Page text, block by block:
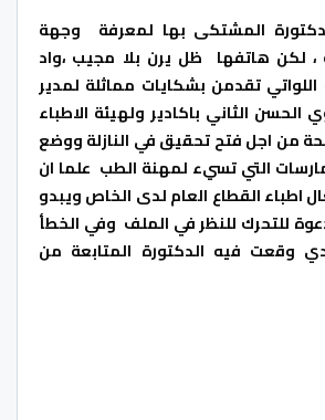
المشتكى بها لمعرفة وجهة
لكن هاتفها ظل يرن بلا مجيب ،واد
تقدمن بشكايات مماثلة لمدير
الثاني باكادير ولهيئة الاطباء
من اجل فتح تحقيق في النازلة ووضع
التي تسيء لمهنة الطب علما ان
اطباء القطاع العام لدى الخاص ويبدو
للتحرك للنظر في الملف وفي الخطأ
وقعت فيه الدكتورة المتابعة من